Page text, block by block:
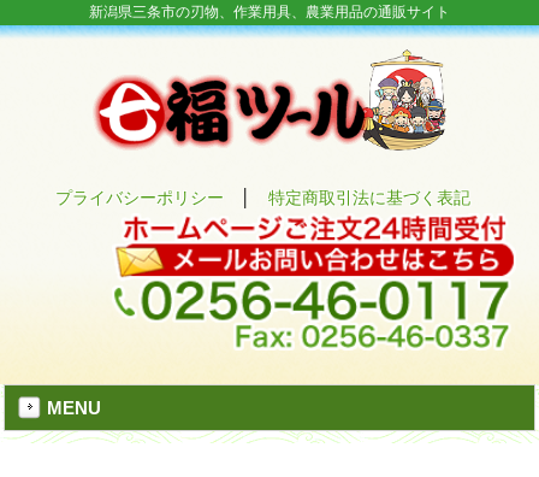
新潟県三条市の刃物、作業用具、農業用品の通販サイト
プライバシーポリシー │特定商取引法に基づく表記
MENU